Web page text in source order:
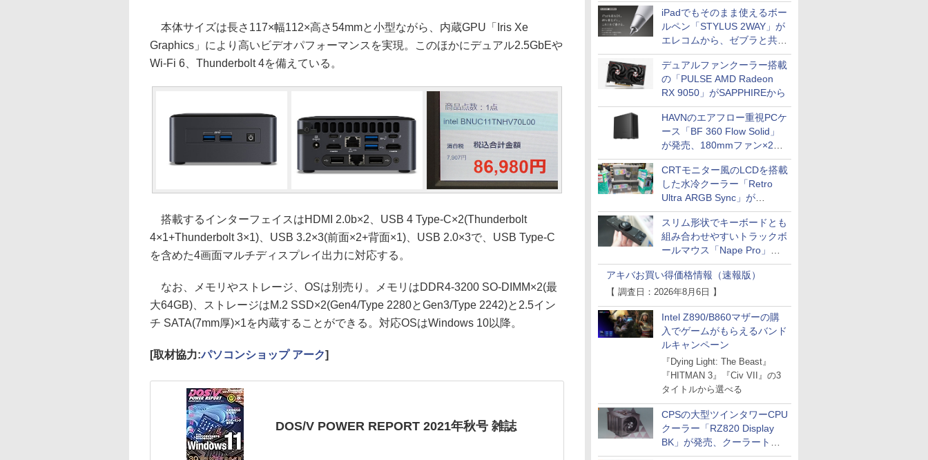
iPadでもそのまま使えるボー
ルペン「STYLUS 2WAY」が
エレコムから、ゼブラと共同
開発
デュアルファンクーラー搭載
の「PULSE AMD Radeon
RX 9050」がSAPPHIREから
HAVNのエアフロー重視PCケ
ース「BF 360 Flow Solid」
が発売、180mmファン×2搭
載
CRTモニター風のLCDを搭載
した水冷クーラー「Retro
Ultra ARGB Sync」が
Thermaltakeから
スリム形状でキーボードとも
組み合わせやすいトラックボ
ールマウス「Nape Pro」が
Keychronから
アキバお買い得価格情報（速報版）
【 調査日：2026年8月6日 】
Intel Z890/B860マザーの購
入でゲームがもらえるバンド
ルキャンペーン
『Dying Light: The Beast』
『HITMAN 3』『Civ VII』の3
タイトルから選べる
CPSの大型ツインタワーCPU
クーラー「RZ820 Display
BK」が発売、クーラートッ
プに5インチ液晶搭載
本体サイズは長さ117×幅112×高さ54mmと小型ながら、内蔵GPU「Iris Xe
Graphics」により高いビデオパフォーマンスを実現。このほかにデュアル2.5GbEや
Wi-Fi 6、Thunderbolt 4を備えている。
搭載するインターフェイスはHDMI 2.0b×2、USB 4 Type-C×2(Thunderbolt
4×1+Thunderbolt 3×1)、USB 3.2×3(前面×2+背面×1)、USB 2.0×3で、USB Type-C
を含めた4画面マルチディスプレイ出力に対応する。
なお、メモリやストレージ、OSは別売り。メモリはDDR4-3200 SO-DIMM×2(最
大64GB)、ストレージはM.2 SSD×2(Gen4/Type 2280とGen3/Type 2242)と2.5イン
チ SATA(7mm厚)×1を内蔵することができる。対応OSはWindows 10以降。
[取材協力:パソコンショップ アーク]
DOS/V POWER REPORT 2021年秋号 雑誌